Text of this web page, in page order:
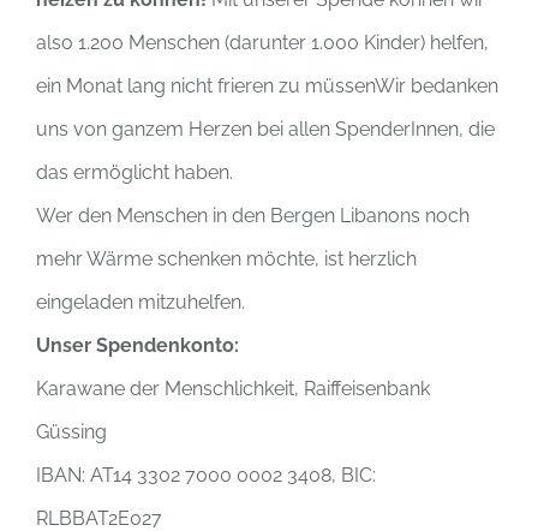
also 1.200 Menschen (darunter 1.000 Kinder) helfen,
ein Monat lang nicht frieren zu müssenWir bedanken
uns von ganzem Herzen bei allen SpenderInnen, die
das ermöglicht haben.
Wer den Menschen in den Bergen Libanons noch
mehr Wärme schenken möchte, ist herzlich
eingeladen mitzuhelfen.
Unser Spendenkonto:
Karawane der Menschlichkeit, Raiffeisenbank
Güssing
IBAN: AT14 3302 7000 0002 3408, BIC:
RLBBAT2E027